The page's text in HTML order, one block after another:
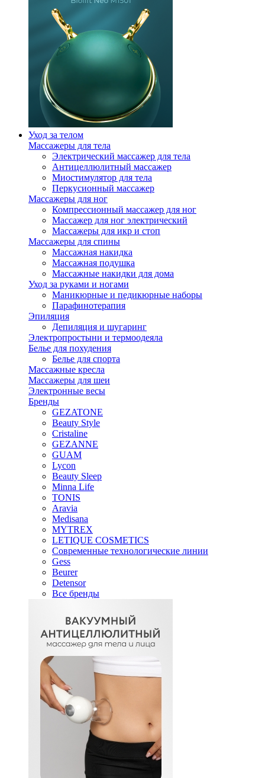
Уход за телом
Массажеры для тела
Электрический массажер для тела
Антицеллюлитный массажер
Миостимулятор для тела
Перкусионный массажер
Массажеры для ног
Компрессионный массажер для ног
Массажер для ног электрический
Массажеры для икр и стоп
Массажеры для спины
Массажная накидка
Массажная подушка
Массажные накидки для дома
Уход за руками и ногами
Маникюрные и педикюрные наборы
Парафинотерапия
Эпиляция
Депиляция и шугаринг
Электропростыни и термоодеяла
Белье для похудения
Белье для спорта
Массажные кресла
Массажеры для шеи
Электронные весы
Бренды
GEZATONE
Beauty Style
Cristaline
GEZANNE
GUAM
Lycon
Beauty Sleep
Minna Life
TONIS
Aravia
Medisana
MYTREX
LETIQUE COSMETICS
Современные технологические линии
Gess
Beurer
Detensor
Все бренды